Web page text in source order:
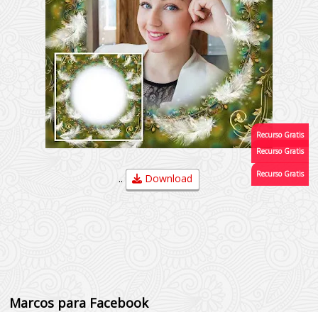
.. Download
Marcos para Facebook